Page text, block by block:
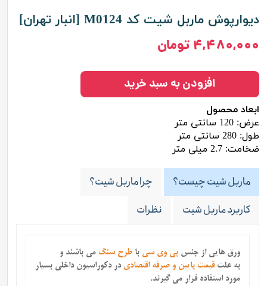
دیوارپوش ماربل شیت کد M0124 [انبار تهران]
۴,۴۸۰,۰۰۰ تومان
ابعاد محصول
عرض: 120 سانتی متر
طول: 280 سانتی متر
ضخامت: 2.7 میلی متر
افزودن به سبد خرید
ماربل شیت چیست؟
چرا ماربل شیت؟
کاربرد ماربل شیت
نظرات
ورق هایی از جنس پی وی سی با طرح سنگ می باشند و
به علتقیمت پایین و صرفه اقتصادی در دکوراسیون داخلی بسیار
مورد استفاده قرار می گیرند.